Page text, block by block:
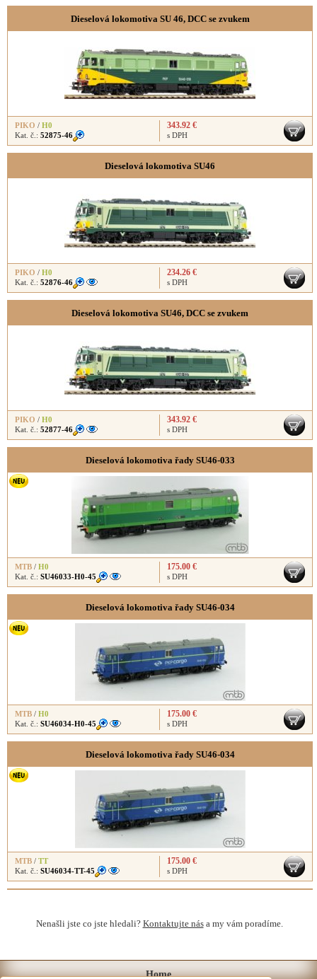
Dieselová lokomotiva SU 46, DCC se zvukem
PIKO / H0
Kat. č.: 52875-46
343.92 €
s DPH
Dieselová lokomotiva SU46
PIKO / H0
Kat. č.: 52876-46
234.26 €
s DPH
Dieselová lokomotiva SU46, DCC se zvukem
PIKO / H0
Kat. č.: 52877-46
343.92 €
s DPH
Dieselová lokomotiva řady SU46-033
MTB / H0
Kat. č.: SU46033-H0-45
175.00 €
s DPH
Dieselová lokomotiva řady SU46-034
MTB / H0
Kat. č.: SU46034-H0-45
175.00 €
s DPH
Dieselová lokomotiva řady SU46-034
MTB / TT
Kat. č.: SU46034-TT-45
175.00 €
s DPH
Nenašli jste co jste hledali? Kontaktujte nása my vám poradíme.
Home